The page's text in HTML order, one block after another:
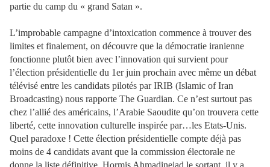
partie du camp du « grand Satan ».
L’improbable campagne d’intoxication commence à trouver des
limites et finalement, on découvre que la démocratie iranienne
fonctionne plutôt bien avec l’innovation qui survient pour
l’élection présidentielle du 1er juin prochain avec même un débat
télévisé entre les candidats pilotés par IRIB (Islamic of Iran
Broadcasting) nous rapporte The Guardian. Ce n’est surtout pas
chez l’allié des américains, l’Arabie Saoudite qu’on trouvera cette
liberté, cette innovation culturelle inspirée par…les Etats-Unis.
Quel paradoxe ! Cette élection présidentielle compte déjà pas
moins de 4 candidats avant que la commission électorale ne
donne la liste définitive. Hormis Ahmadinejad le sortant, il y a